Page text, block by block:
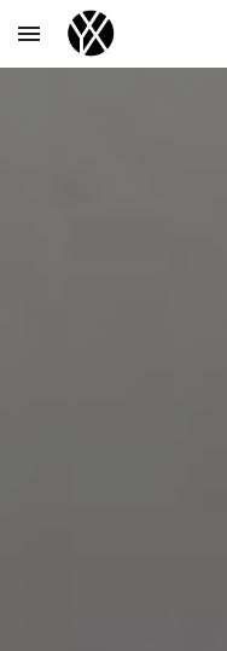
Skip to main content